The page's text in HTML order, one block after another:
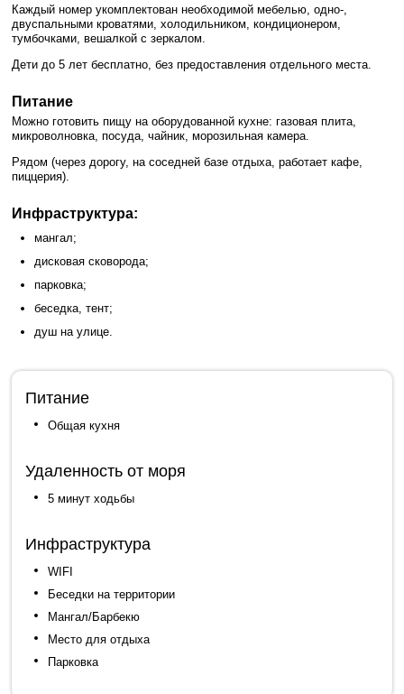
Каждый номер укомплектован необходимой мебелью, одно-,
двуспальными кроватями, холодильником, кондиционером,
тумбочками, вешалкой с зеркалом.
Дети до 5 лет бесплатно, без предоставления отдельного места.
Питание
Можно готовить пищу на оборудованной кухне: газовая плита,
микроволновка, посуда, чайник, морозильная камера.
Рядом (через дорогу, на соседней базе отдыха, работает кафе,
пиццерия).
Инфраструктура:
мангал;
дисковая сковорода;
парковка;
беседка, тент;
душ на улице.
Питание
Общая кухня
Удаленность от моря
5 минут ходьбы
Инфраструктура
WIFI
Беседки на территории
Мангал/Барбекю
Место для отдыха
Парковка